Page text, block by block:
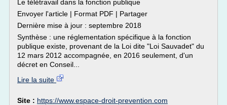
Le télétravail dans la fonction publique
Envoyer l'article | Format PDF | Partager
Dernière mise à jour : septembre 2018
Synthèse : une réglementation spécifique à la fonction
publique existe, provenant de la Loi dite "Loi Sauvadet" du
12 mars 2012 accompagnée, en 2016 seulement, d'un
décret en Conseil...
Lire la suite
Site : https://www.espace-droit-prevention.com